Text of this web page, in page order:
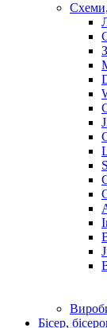
Бісер,